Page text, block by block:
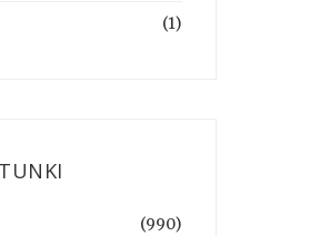
(1)
(990)